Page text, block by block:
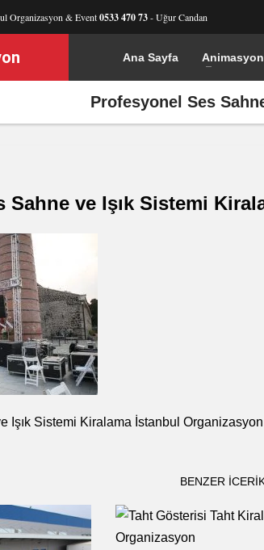
Organizasyon & Event0533 470 73- Uğur Candan
Ana Sayfa Animasyon
Profesyonel Ses
Sahne ve Işık Sistemi
Işık Sistemi Kiralama İstanbul Organizasyon
BENZER